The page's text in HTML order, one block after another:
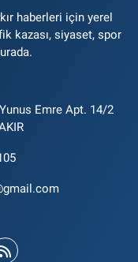
haberleri için yerel
kazası, siyaset, spor
Emre Apt. 14/2